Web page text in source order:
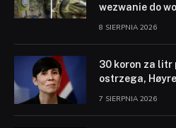
wezwanie do
8 SIERPNIA 2026
30 koron za
ostrzega,
7 SIERPNIA 2026